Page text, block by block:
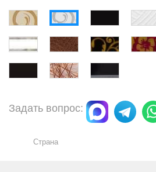
Задать вопрос:
Страна